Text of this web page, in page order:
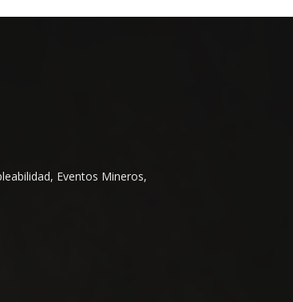
Eventos Mineros,